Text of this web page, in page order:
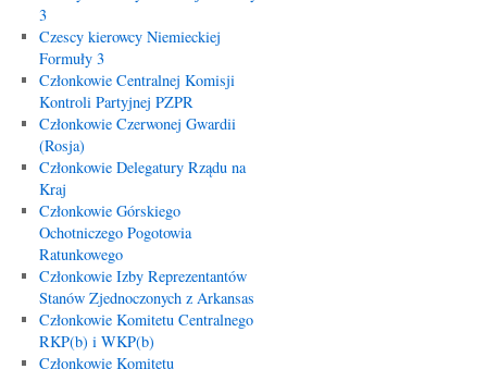
3
Czescy kierowcy Niemieckiej
Formuły 3
Członkowie Centralnej Komisji
Kontroli Partyjnej PZPR
Członkowie Czerwonej Gwardii
(Rosja)
Członkowie Delegatury Rządu na
Kraj
Członkowie Górskiego
Ochotniczego Pogotowia
Ratunkowego
Członkowie Izby Reprezentantów
Stanów Zjednoczonych z Arkansas
Członkowie Komitetu Centralnego
RKP(b) i WKP(b)
Członkowie Komitetu